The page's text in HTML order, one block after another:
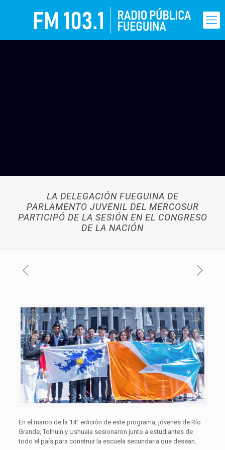
LA DELEGACIÓN FUEGUINA DE
PARLAMENTO JUVENIL DEL MERCOSUR
PARTICIPÓ DE LA SESIÓN EN EL CONGRESO
DE LA NACIÓN
En el marco de la 14° edición de este programa, jóvenes de Río
Grande, Tolhuin y Ushuaia sesionaron junto a estudiantes de
todo el país para construir la escuela secundaria que desean.